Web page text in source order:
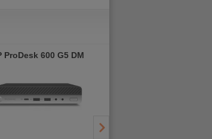
ProDesk 600 G5 DM